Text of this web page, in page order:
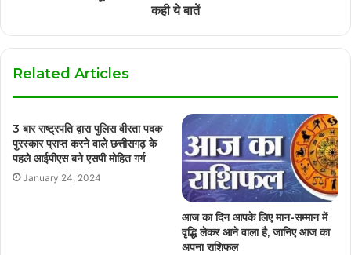
कही ये बातें
Related Articles
3 बार राष्ट्रपति द्वारा पुलिस वीरता पदक
पुरस्कार प्राप्त करने वाले छत्तीसगढ़ के
पहले आईपीएस बने एसपी मोहित गर्ग
January 24, 2024
आज का दिन आपके लिए मान-सम्मान में
वृद्धि लेकर आने वाला है, जानिए आज का
अपना राशिफल